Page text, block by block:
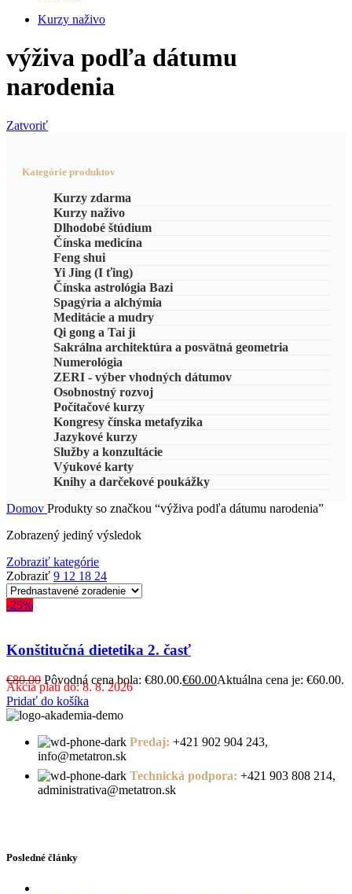
Kurzy naživo
výživa podľa dátumu
narodenia
Zatvoriť
Kategórie produktov
Kurzy zdarma
Kurzy naživo
Dlhodobé štúdium
Čínska medicína
Feng shui
Yi Jing (I ťing)
Čínska astrológia Bazi
Spagýria a alchýmia
Meditácie a mudry
Qi gong a Tai ji
Sakrálna architektúra a posvätná geometria
Numerológia
ZERI - výber vhodných dátumov
Osobnostný rozvoj
Počítačové kurzy
Kongresy čínska metafyzika
Jazykové kurzy
Služby a konzultácie
Výukové karty
Knihy a darčekové poukážky
Domov Produkty so značkou “výživa podľa dátumu narodenia”
Zobrazený jediný výsledok
Zobraziť kategórie
Zobraziť 9 12 18 24
-25%
Konštitučná dietetika 2. časť
€80.00 Pôvodná cena bola: €80.00.€60.00Aktuálna cena je: €60.00.
Akcia platí do: 8. 8. 2026
Pridať do košíka
Predaj: +421 902 904 243,
info@metatron.sk
Technická podpora: +421 903 808 214,
administrativa@metatron.sk
Posledné články